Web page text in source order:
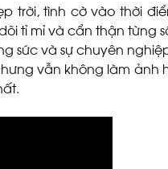
trời, tình cờ vào thời
tỉ mỉ và cẩn thận từng
sức và sự chuyên
vẫn không làm